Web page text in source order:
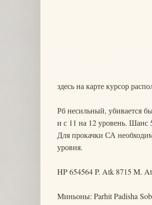
здесь на карте курсор
Рб несильный, убивается
и с 11 на 12 уровень. Шанс
Для прокачки СА
уровня.
HP 654564 P. Atk 8715 M.
Миньоны: Parhit Padisha